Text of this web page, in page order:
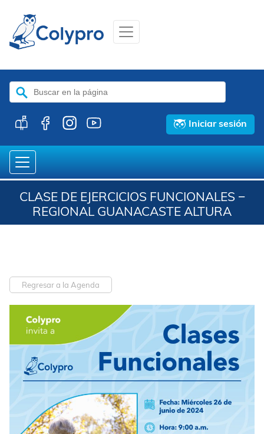
Buscar:
Iniciar sesión
CLASE DE EJERCICIOS FUNCIONALES −
REGIONAL GUANACASTE ALTURA
Regresar a la Agenda